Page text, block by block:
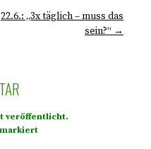
22.6.: „3x täglich – muss das
sein?“ →
veröffentlicht.
markiert